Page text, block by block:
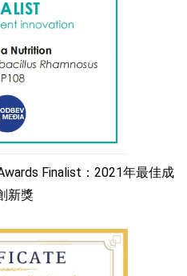
Finalist：2021年最佳成
新獎